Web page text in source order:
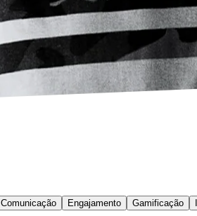
Comunicação Engajamento Gamificação